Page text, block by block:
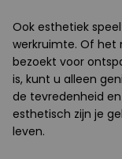
Ook esthetiek
werkruimte. Of het
bezoekt voor
is, kunt u alleen
de tevredenheid
esthetisch zijn je
leven.